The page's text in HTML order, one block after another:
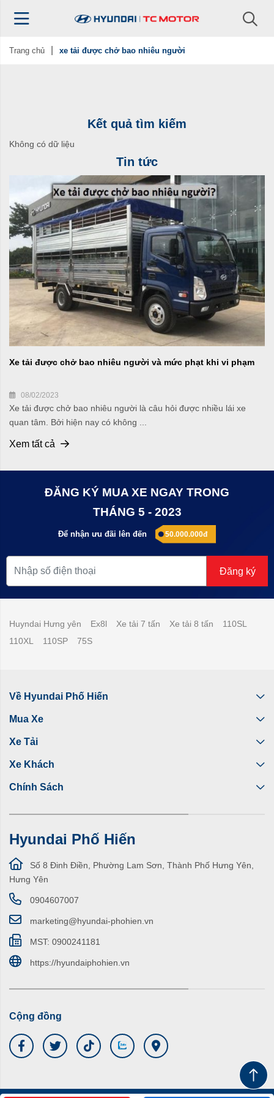
Trang chủ xe tải được chở bao nhiêu người
Kết quả tìm kiếm
Không có dữ liệu
Tin tức
Xe tải được chở bao nhiêu người và mức phạt khi vi phạm
08/02/2023
Xe tải được chở bao nhiêu người là câu hỏi được nhiều lái xe
quan tâm. Bởi hiện nay có không ...
Xem tất cả
ĐĂNG KÝ MUA XE NGAY TRONG
THÁNG 5 - 2023
Để nhận ưu đãi lên đến 50.000.000đ
Đăng ký
Huyndai Hưng yên Ex8l Xe tải 7 tấn Xe tải 8 tấn
110SL
110XL
110SP 75S
Về Hyundai Phố Hiến
Mua Xe
Xe Tải
Xe Khách
Chính Sách
Hyundai Phố Hiến
Số 8 Đinh Điền, Phường Lam Sơn, Thành Phố Hưng Yên,
Hưng Yên
0904607007
marketing@hyundai-phohien.vn
MST: 0900241181
https://hyundaiphohien.vn
Cộng đồng